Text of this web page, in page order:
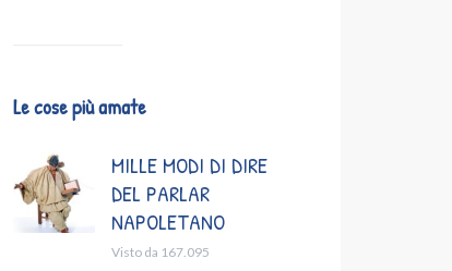
Le cose più amate
MILLE MODI DI DIRE
DEL PARLAR
NAPOLETANO
Visto da 167.095